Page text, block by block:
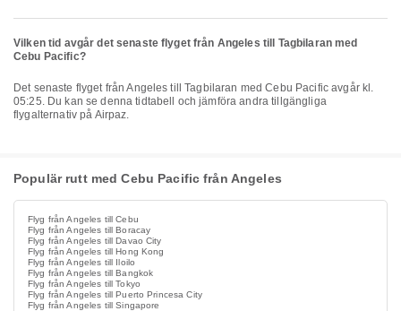
Vilken tid avgår det senaste flyget från Angeles till Tagbilaran med
Cebu Pacific?
Det senaste flyget från Angeles till Tagbilaran med Cebu Pacific avgår kl.
05:25. Du kan se denna tidtabell och jämföra andra tillgängliga
flygalternativ på Airpaz.
Populär rutt med Cebu Pacific från Angeles
Flyg från Angeles till Cebu
Flyg från Angeles till Boracay
Flyg från Angeles till Davao City
Flyg från Angeles till Hong Kong
Flyg från Angeles till Iloilo
Flyg från Angeles till Bangkok
Flyg från Angeles till Tokyo
Flyg från Angeles till Puerto Princesa City
Flyg från Angeles till Singapore